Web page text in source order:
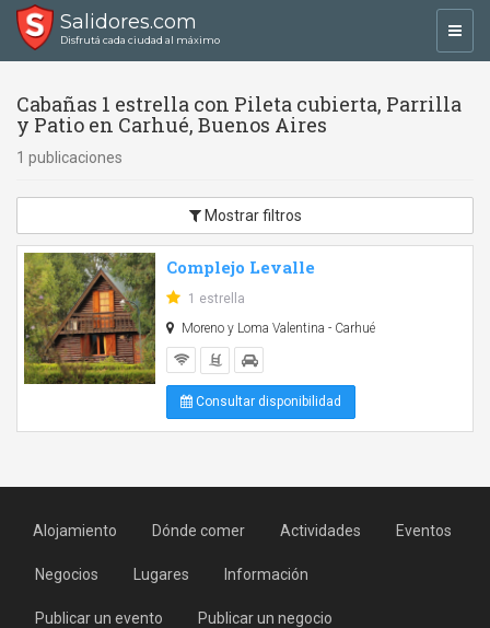
Salidores.com
Disfrutá cada ciudad al máximo
Cabañas 1 estrella con Pileta cubierta, Parrilla
y Patio en Carhué, Buenos Aires
1 publicaciones
Mostrar filtros
Complejo Levalle
1 estrella
Moreno y Loma Valentina - Carhué
Consultar disponibilidad
Alojamiento Dónde comer Actividades Eventos
Negocios Lugares Información
Publicar un evento Publicar un negocio